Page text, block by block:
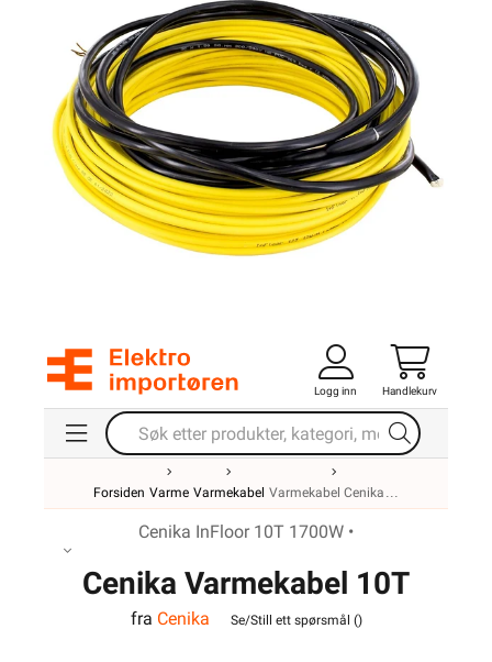
Logg inn Handlekurv
Forsiden Varme Varmekabel Varmekabel Cenika
Cenika InFloor 10T 1700W •
Cenika Varmekabel 10T
1700W InFloor
fra Cenika Se/Still ett spørsmål ()